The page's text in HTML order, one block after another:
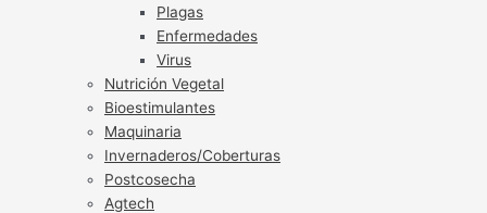
Plagas
Enfermedades
Virus
Nutrición Vegetal
Bioestimulantes
Maquinaria
Invernaderos/Coberturas
Postcosecha
Agtech